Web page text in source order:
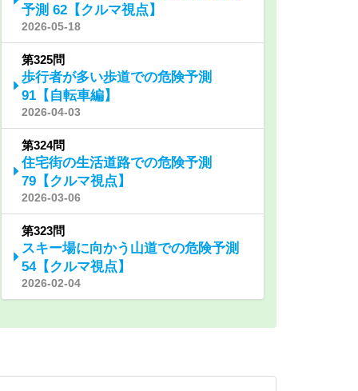
予測 62【クルマ視点】
2026-05-18
第325問
歩行者が多い歩道での危険予測
91【自転車編】
2026-04-03
第324問
住宅街の生活道路での危険予測
79【クルマ視点】
2026-03-06
第323問
スキー場に向かう山道での危険予測
54【クルマ視点】
2026-02-04